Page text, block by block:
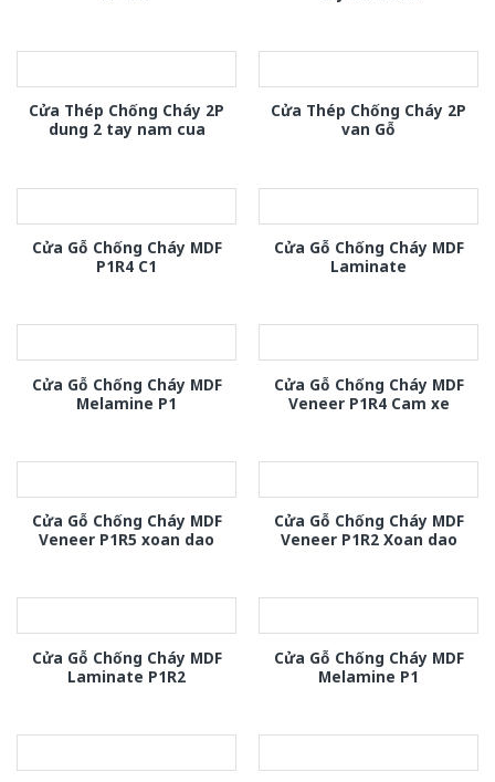
Cửa Thép Chống Cháy 2P
dung 2 tay nam cua
Cửa Thép Chống Cháy 2P
van Gỗ
Cửa Gỗ Chống Cháy MDF
P1R4 C1
Cửa Gỗ Chống Cháy MDF
Laminate
Cửa Gỗ Chống Cháy MDF
Melamine P1
Cửa Gỗ Chống Cháy MDF
Veneer P1R4 Cam xe
Cửa Gỗ Chống Cháy MDF
Veneer P1R5 xoan dao
Cửa Gỗ Chống Cháy MDF
Veneer P1R2 Xoan dao
Cửa Gỗ Chống Cháy MDF
Laminate P1R2
Cửa Gỗ Chống Cháy MDF
Melamine P1